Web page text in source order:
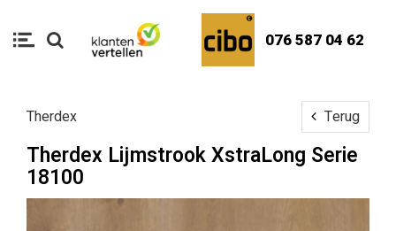
076 587 04 62
Therdex Terug
Therdex Lijmstrook XstraLong Serie
18100